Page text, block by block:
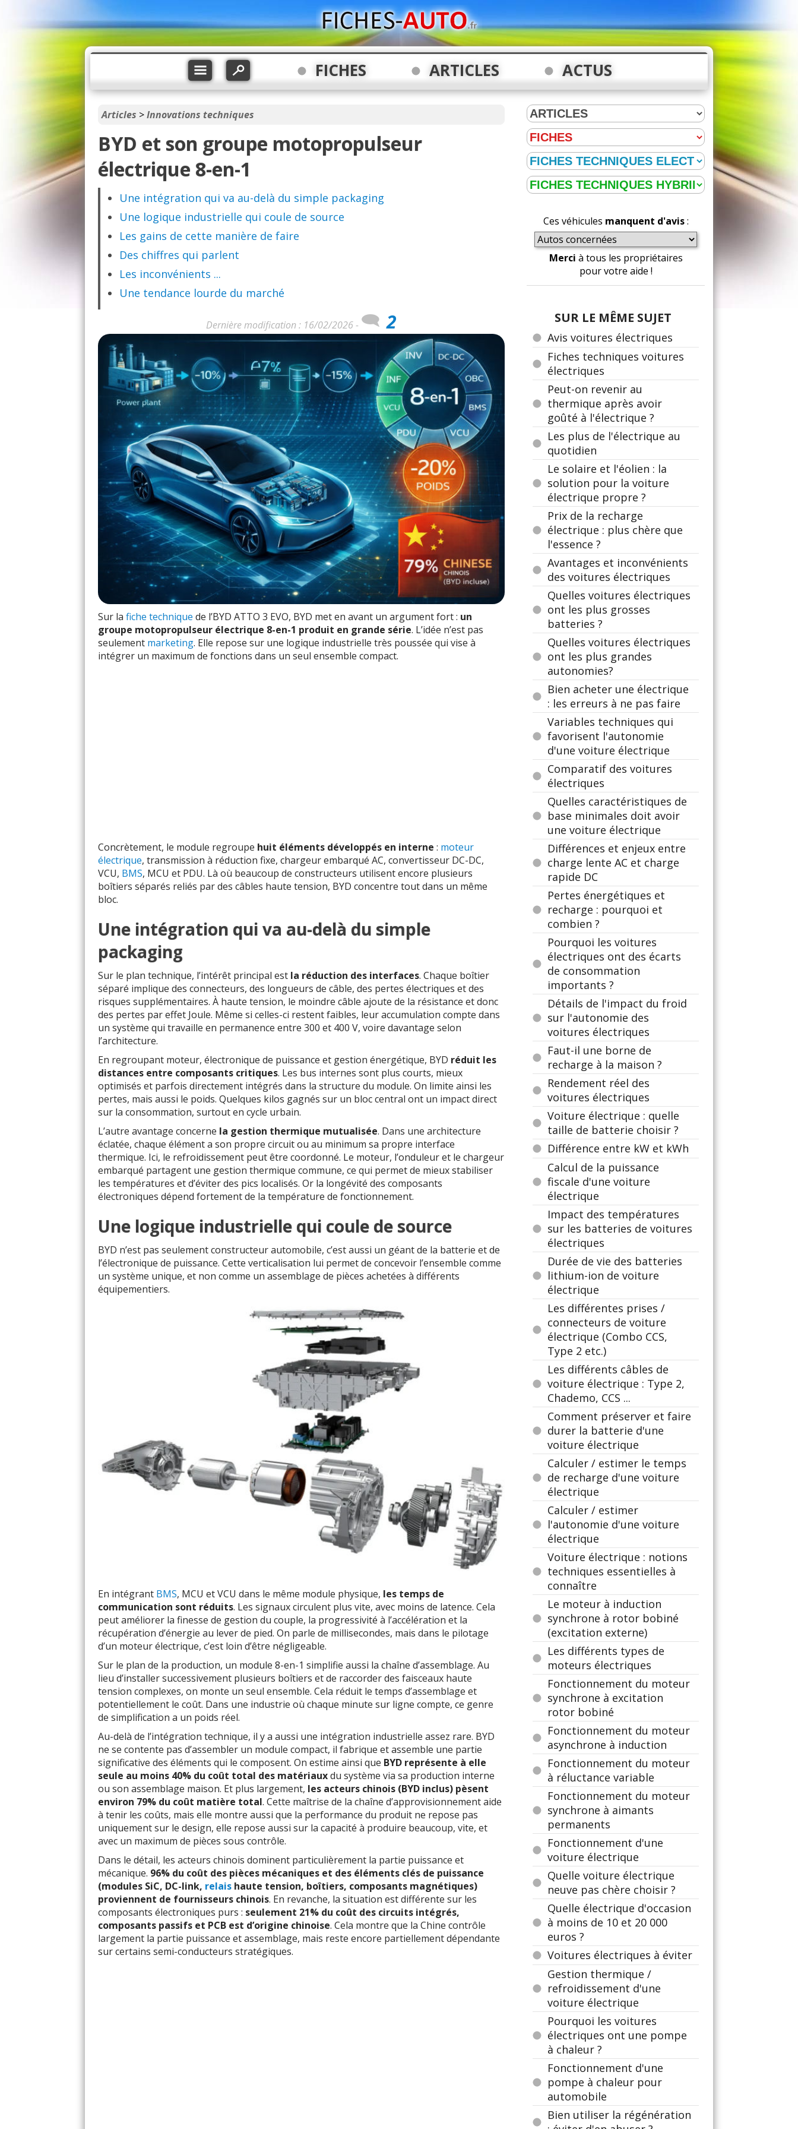
FICHES ARTICLES ACTUS
Articles >Innovations techniques
BYD et son groupe motopropulseur
électrique 8-en-1
Une intégration qui va au-delà du simple packaging
Une logique industrielle qui coule de source
Les gains de cette manière de faire
Des chiffres qui parlent
Les inconvénients ...
Une tendance lourde du marché
Dernière modification : 16/02/2026 - 2
Sur la fiche technique de l’BYD ATTO 3 EVO, BYD met en avant un argument fort : un
groupe motopropulseur électrique 8-en-1 produit en grande série. L’idée n’est pas
seulement marketing. Elle repose sur une logique industrielle très poussée qui vise à
intégrer un maximum de fonctions dans un seul ensemble compact.
Concrètement, le module regroupe huit éléments développés en interne : moteur
électrique, transmission à réduction fixe, chargeur embarqué AC, convertisseur DC-DC,
VCU, BMS, MCU et PDU. Là où beaucoup de constructeurs utilisent encore plusieurs
boîtiers séparés reliés par des câbles haute tension, BYD concentre tout dans un même
bloc.
Une intégration qui va au-delà du simple
packaging
Sur le plan technique, l’intérêt principal est la réduction des interfaces. Chaque boîtier
séparé implique des connecteurs, des longueurs de câble, des pertes électriques et des
risques supplémentaires. À haute tension, le moindre câble ajoute de la résistance et donc
des pertes par effet Joule. Même si celles-ci restent faibles, leur accumulation compte dans
un système qui travaille en permanence entre 300 et 400 V, voire davantage selon
l’architecture.
En regroupant moteur, électronique de puissance et gestion énergétique, BYD réduit les
distances entre composants critiques. Les bus internes sont plus courts, mieux
optimisés et parfois directement intégrés dans la structure du module. On limite ainsi les
pertes, mais aussi le poids. Quelques kilos gagnés sur un bloc central ont un impact direct
sur la consommation, surtout en cycle urbain.
L’autre avantage concerne la gestion thermique mutualisée. Dans une architecture
éclatée, chaque élément a son propre circuit ou au minimum sa propre interface
thermique. Ici, le refroidissement peut être coordonné. Le moteur, l’onduleur et le chargeur
embarqué partagent une gestion thermique commune, ce qui permet de mieux stabiliser
les températures et d’éviter des pics localisés. Or la longévité des composants
électroniques dépend fortement de la température de fonctionnement.
Une logique industrielle qui coule de source
BYD n’est pas seulement constructeur automobile, c’est aussi un géant de la batterie et de
l’électronique de puissance. Cette verticalisation lui permet de concevoir l’ensemble comme
un système unique, et non comme un assemblage de pièces achetées à différents
équipementiers.
En intégrant BMS, MCU et VCU dans le même module physique, les temps de
communication sont réduits. Les signaux circulent plus vite, avec moins de latence. Cela
peut améliorer la finesse de gestion du couple, la progressivité à l’accélération et la
récupération d’énergie au lever de pied. On parle de millisecondes, mais dans le pilotage
d’un moteur électrique, c’est loin d’être négligeable.
Sur le plan de la production, un module 8-en-1 simplifie aussi la chaîne d’assemblage. Au
lieu d’installer successivement plusieurs boîtiers et de raccorder des faisceaux haute
tension complexes, on monte un seul ensemble. Cela réduit le temps d’assemblage et
potentiellement le coût. Dans une industrie où chaque minute sur ligne compte, ce genre
de simplification a un poids réel.
Au-delà de l’intégration technique, il y a aussi une intégration industrielle assez rare. BYD
ne se contente pas d’assembler un module compact, il fabrique et assemble une partie
significative des éléments qui le composent. On estime ainsi que BYD représente à elle
seule au moins 40% du coût total des matériauxdu système via sa production interne
ou son assemblage maison. Et plus largement, les acteurs chinois (BYD inclus) pèsent
environ 79% du coût matière total. Cette maîtrise de la chaîne d’approvisionnement aide
à tenir les coûts, mais elle montre aussi que la performance du produit ne repose pas
uniquement sur le design, elle repose aussi sur la capacité à produire beaucoup, vite, et
avec un maximum de pièces sous contrôle.
Dans le détail, les acteurs chinois dominent particulièrement la partie puissance et
mécanique. 96% du coût des pièces mécaniques et des éléments clés de puissance
(modules SiC, DC-link, relais haute tension, boîtiers, composants magnétiques)
proviennent de fournisseurs chinois. En revanche, la situation est différente sur les
composants électroniques purs : seulement 21% du coût des circuits intégrés,
composants passifs et PCB est d’origine chinoise. Cela montre que la Chine contrôle
largement la partie puissance et assemblage, mais reste encore partiellement dépendante
sur certains semi-conducteurs stratégiques.
Ces véhicules manquent d'avis:
Merci à tous les propriétaires
pour votre aide !
SUR LE MÊME SUJET
Avis voitures électriques
Fiches techniques voitures
électriques
Peut-on revenir au
thermique après avoir
goûté à l'électrique ?
Les plus de l'électrique au
quotidien
Le solaire et l'éolien : la
solution pour la voiture
électrique propre ?
Prix de la recharge
électrique : plus chère que
l'essence ?
Avantages et inconvénients
des voitures électriques
Quelles voitures électriques
ont les plus grosses
batteries ?
Quelles voitures électriques
ont les plus grandes
autonomies?
Bien acheter une électrique
: les erreurs à ne pas faire
Variables techniques qui
favorisent l'autonomie
d'une voiture électrique
Comparatif des voitures
électriques
Quelles caractéristiques de
base minimales doit avoir
une voiture électrique
Différences et enjeux entre
charge lente AC et charge
rapide DC
Pertes énergétiques et
recharge : pourquoi et
combien ?
Pourquoi les voitures
électriques ont des écarts
de consommation
importants ?
Détails de l'impact du froid
sur l'autonomie des
voitures électriques
Faut-il une borne de
recharge à la maison ?
Rendement réel des
voitures électriques
Voiture électrique : quelle
taille de batterie choisir ?
Différence entre kW et kWh
Calcul de la puissance
fiscale d'une voiture
électrique
Impact des températures
sur les batteries de voitures
électriques
Durée de vie des batteries
lithium-ion de voiture
électrique
Les différentes prises /
connecteurs de voiture
électrique (Combo CCS,
Type 2 etc.)
Les différents câbles de
voiture électrique : Type 2,
Chademo, CCS ...
Comment préserver et faire
durer la batterie d'une
voiture électrique
Calculer / estimer le temps
de recharge d'une voiture
électrique
Calculer / estimer
l'autonomie d'une voiture
électrique
Voiture électrique : notions
techniques essentielles à
connaître
Le moteur à induction
synchrone à rotor bobiné
(excitation externe)
Les différents types de
moteurs électriques
Fonctionnement du moteur
synchrone à excitation
rotor bobiné
Fonctionnement du moteur
asynchrone à induction
Fonctionnement du moteur
à réluctance variable
Fonctionnement du moteur
synchrone à aimants
permanents
Fonctionnement d'une
voiture électrique
Quelle voiture électrique
neuve pas chère choisir ?
Quelle électrique d'occasion
à moins de 10 et 20 000
euros ?
Voitures électriques à éviter
Gestion thermique /
refroidissement d'une
voiture électrique
Pourquoi les voitures
électriques ont une pompe
à chaleur ?
Fonctionnement d'une
pompe à chaleur pour
automobile
Bien utiliser la régénération